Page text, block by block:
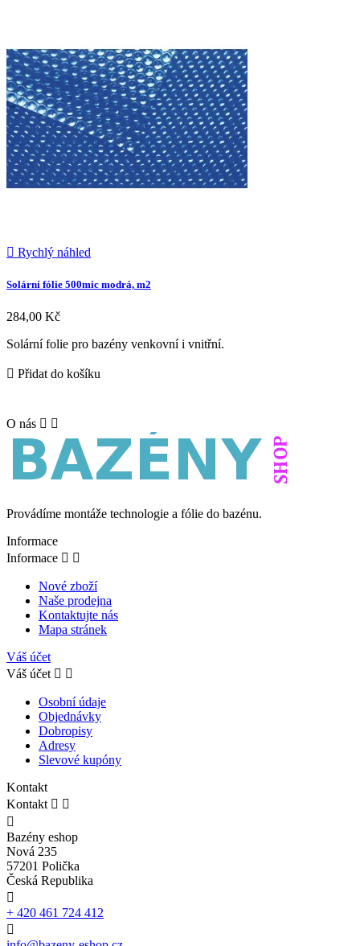
 Rychlý náhled
Solární fólie 500mic modrá, m2
284,00 Kč
Solární folie pro bazény venkovní i vnitřní.
 Přidat do košíku
O nás  
Provádíme montáže technologie a fólie do bazénu.
Informace
Informace  
Nové zboží
Naše prodejna
Kontaktujte nás
Mapa stránek
Váš účet
Váš účet  
Osobní údaje
Objednávky
Dobropisy
Adresy
Slevové kupóny
Kontakt
Kontakt  

Bazény eshop
Nová 235
57201 Polička
Česká Republika

+ 420 461 724 412
